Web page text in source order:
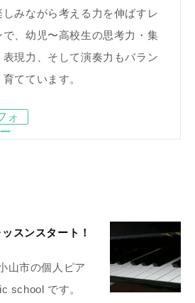
しみながら考える力を伸ばすレ
で、幼児〜高校生の思考力・集
表現力、そして演奏力もバラン
育てています。
ォ
スンスタート！
山市の個人ピア
school です。